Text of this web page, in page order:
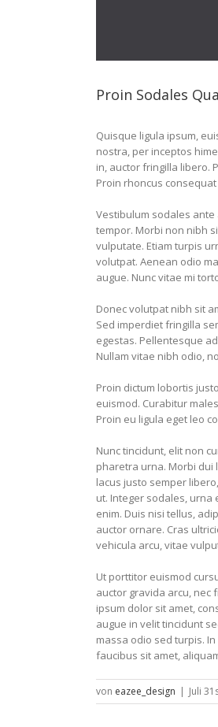
Proin Sodales
Quisque ligula ipsum,
nostra, per inceptos
in, auctor fringilla libero.
Proin rhoncus
Vestibulum sodales
tempor. Morbi non nibh
vulputate. Etiam turpis
volutpat. Aenean odio
augue. Nunc vitae mi
Donec volutpat nibh sit
Sed imperdiet fringilla
egestas. Pellentesque
Nullam vitae nibh odio,
Proin dictum lobortis
euismod. Curabitur
Proin eu ligula eget leo
Nunc tincidunt, elit non
pharetra urna. Morbi dui
lacus justo semper
ut. Integer sodales, urna
enim. Duis nisi tellus,
auctor ornare. Cras
vehicula arcu, vitae
Ut porttitor euismod
auctor gravida arcu, nec
ipsum dolor sit amet,
augue in velit tincidunt
massa odio sed turpis.
faucibus sit amet,
von eazee_design | Juli